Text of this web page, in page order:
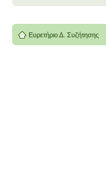
Ευρετήριο Δ. Συζήτησης